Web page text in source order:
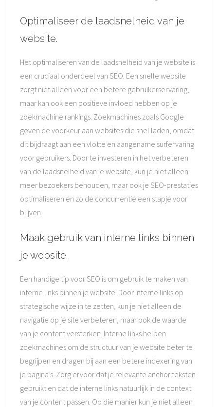
Optimaliseer de laadsnelheid van je
website.
Het optimaliseren van de laadsnelheid van je website is
een cruciaal onderdeel van SEO. Een snelle website
zorgt niet alleen voor een betere gebruikerservaring,
maar kan ook een positieve invloed hebben op je
zoekmachine rankings. Zoekmachines zoals Google
geven de voorkeur aan websites die snel laden, omdat
dit bijdraagt aan een vlotte en aangename surfervaring
voor gebruikers. Door te investeren in het verbeteren
van de laadsnelheid van je website, kun je niet alleen
meer bezoekers behouden, maar ook je SEO-prestaties
optimaliseren en zo de concurrentie een stapje voor
blijven.
Maak gebruik van interne links binnen
je website.
Een handige tip voor SEO is om gebruik te maken van
interne links binnen je website. Door interne links op
strategische wijze in te zetten, kun je niet alleen de
navigatie op je site verbeteren, maar ook de waarde
van je content versterken. Interne links helpen
zoekmachines om de structuur van je website beter te
begrijpen en dragen bij aan een betere indexering van
je pagina’s. Zorg ervoor dat je relevante anchor teksten
gebruikt en dat de interne links natuurlijk in de context
van je content passen. Op die manier kun je niet alleen